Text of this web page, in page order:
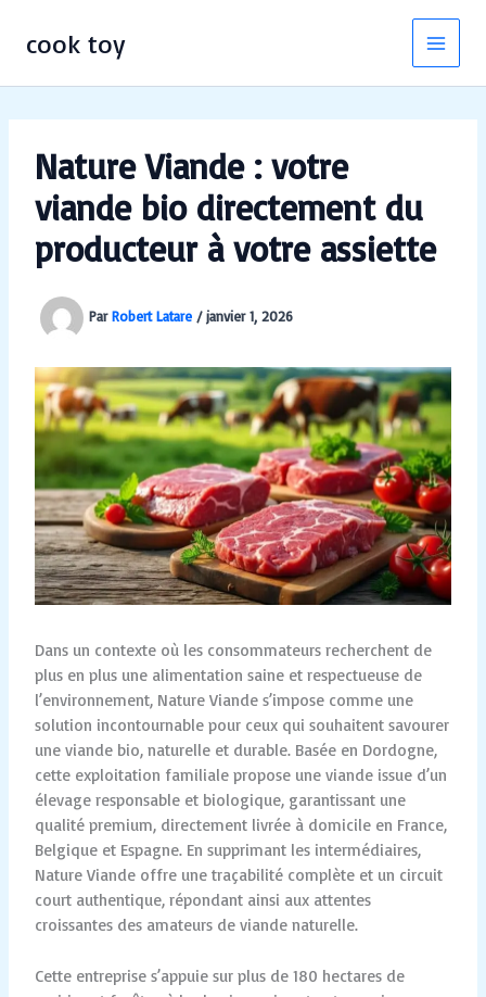
cook toy
Nature Viande : votre
viande bio directement du
producteur à votre assiette
ParRobert Latare/janvier 1, 2026
Dans un contexte où les consommateurs recherchent de
plus en plus une alimentation saine et respectueuse de
l’environnement, Nature Viande s’impose comme une
solution incontournable pour ceux qui souhaitent savourer
une viande bio, naturelle et durable. Basée en Dordogne,
cette exploitation familiale propose une viande issue d’un
élevage responsable et biologique, garantissant une
qualité premium, directement livrée à domicile en France,
Belgique et Espagne. En supprimant les intermédiaires,
Nature Viande offre une traçabilité complète et un circuit
court authentique, répondant ainsi aux attentes
croissantes des amateurs de viande naturelle.
Cette entreprise s’appuie sur plus de 180 hectares de